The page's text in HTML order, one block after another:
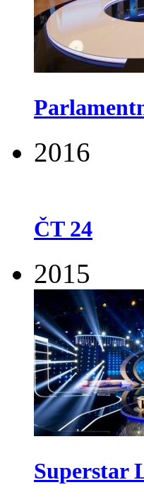
2016
ČT 24
2015
Superstar